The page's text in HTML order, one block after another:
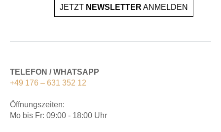
JETZT NEWSLETTER ANMELDEN
TELEFON / WHATSAPP
+49 176 – 631 352 12
Öffnungszeiten:
Mo bis Fr: 09:00 - 18:00 Uhr